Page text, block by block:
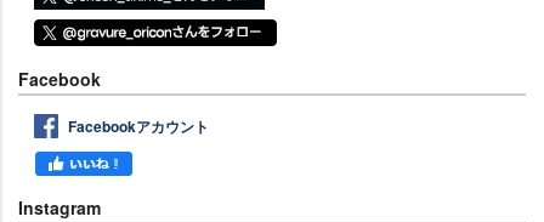
Facebook
Facebookアカウント
Instagram